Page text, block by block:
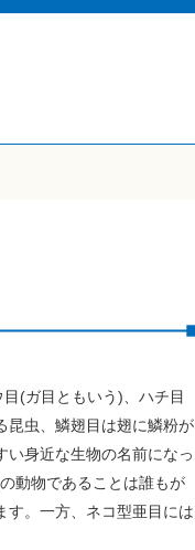
(ガ目ともいう)、ハチ目
昆虫、鱗翅目は翅に鱗粉が
身近な生物の名前になっ
動物であることは誰もが
す。一方、ネコ型亜目には